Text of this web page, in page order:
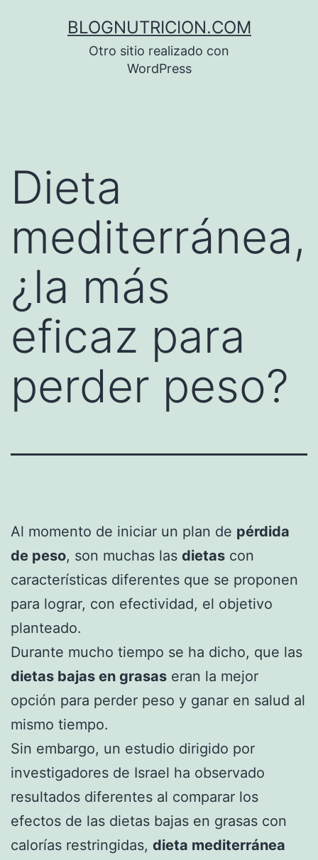
BLOGNUTRICION.COM
Otro sitio realizado con
WordPress
Dieta
mediterránea,
¿la más
eficaz para
perder peso?
Al momento de iniciar un plan de pérdida
de peso, son muchas las dietas con
características diferentes que se proponen
para lograr, con efectividad, el objetivo
planteado.
Durante mucho tiempo se ha dicho, que las
dietas bajas en grasas eran la mejor
opción para perder peso y ganar en salud al
mismo tiempo.
Sin embargo, un estudio dirigido por
investigadores de Israel ha observado
resultados diferentes al comparar los
efectos de las dietas bajas en grasas con
calorías restringidas, dieta mediterránea